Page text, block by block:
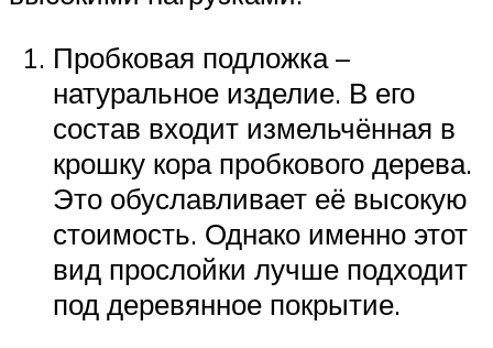
Пробковая подложка –
натуральное изделие. В его
состав входит измельчённая в
крошку кора пробкового дерева.
Это обуславливает её высокую
стоимость. Однако именно этот
вид прослойки лучше подходит
под деревянное покрытие.